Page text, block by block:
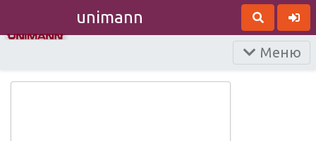
unimann
Меню